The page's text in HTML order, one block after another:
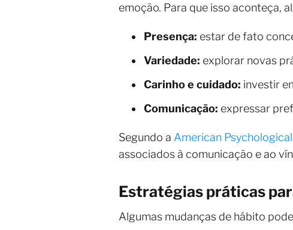
emoção. Para que isso aconteça,
Presença: estar de fato
Variedade: explorar novas
Carinho e cuidado: investir
Comunicação: expressar
Segundo a American
associados à comunicação e ao
Estratégias práticas
Algumas mudanças de hábito